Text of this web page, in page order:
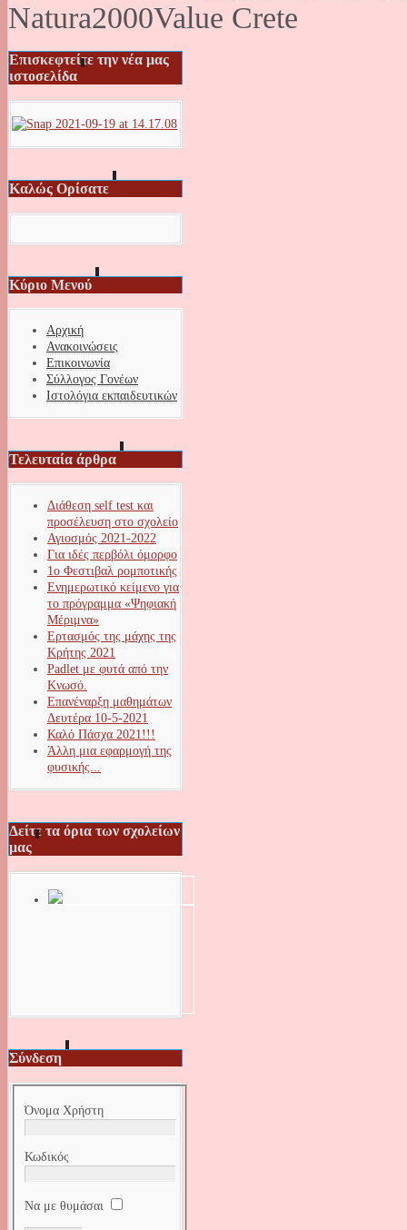
Natura2000Value Crete
Επισκεφτείτε την νέα μας
ιστοσελίδα
Καλώς Ορίσατε
Κύριο Μενού
Αρχική
Ανακοινώσεις
Επικοινωνία
Σύλλογος Γονέων
Ιστολόγια εκπαιδευτικών
Τελευταία άρθρα
Διάθεση self test και
προσέλευση στο σχολείο
Αγιοσμός 2021-2022
Για ιδές περβόλι όμορφο
1ο Φεστιβαλ ρομποτικής
Ενημερωτικό κείμενο για
το πρόγραμμα «Ψηφιακή
Μέριμνα»
Ερτασμός της μάχης της
Κρήτης 2021
Padlet με φυτά από την
Κνωσό.
Επανέναρξη μαθημάτων
Δευτέρα 10-5-2021
Καλό Πάσχα 2021!!!
Άλλη μια εφαρμογή της
φυσικής...
Δείτε τα όρια των σχολείων
μας
Σύνδεση
Όνομα Χρήστη
Κωδικός
Να με θυμάσαι